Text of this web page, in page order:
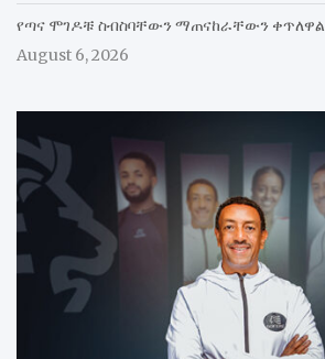
የጣና ሞገዶቹ ስብስባቸውን ማጠናከራቸውን ቀጥለዋል
August 6, 2026